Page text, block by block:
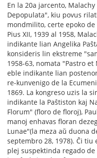
En la 20a jarcento,
Depopulata", kiu povus
mondmilito, certe epoko
Pius XII, 1939 al 1958,
indikante lian Angelika
konsideris lin ekstreme
1958-63, nomata "Pastro
eble indikante lian
re-kunvenigo de la
1869. La kongreso uzis la
indikante la Paŝtiston kaj
Florum" (floro de floroj),
manoj enhavas floran
Lunae"(la meza aŭ duona
septembro 28, 1978). Ĉi
plej suspektinda regado de